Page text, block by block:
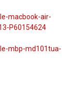
macbook-air-
P60154624
mbp-md101tua-